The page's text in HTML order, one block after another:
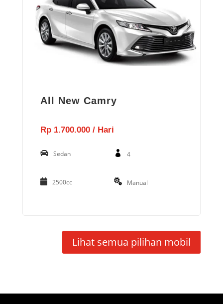
All New Camry
Rp 1.700.000 / Hari
Sedan 4
2500cc Manual
Lihat semua pilihan mobil